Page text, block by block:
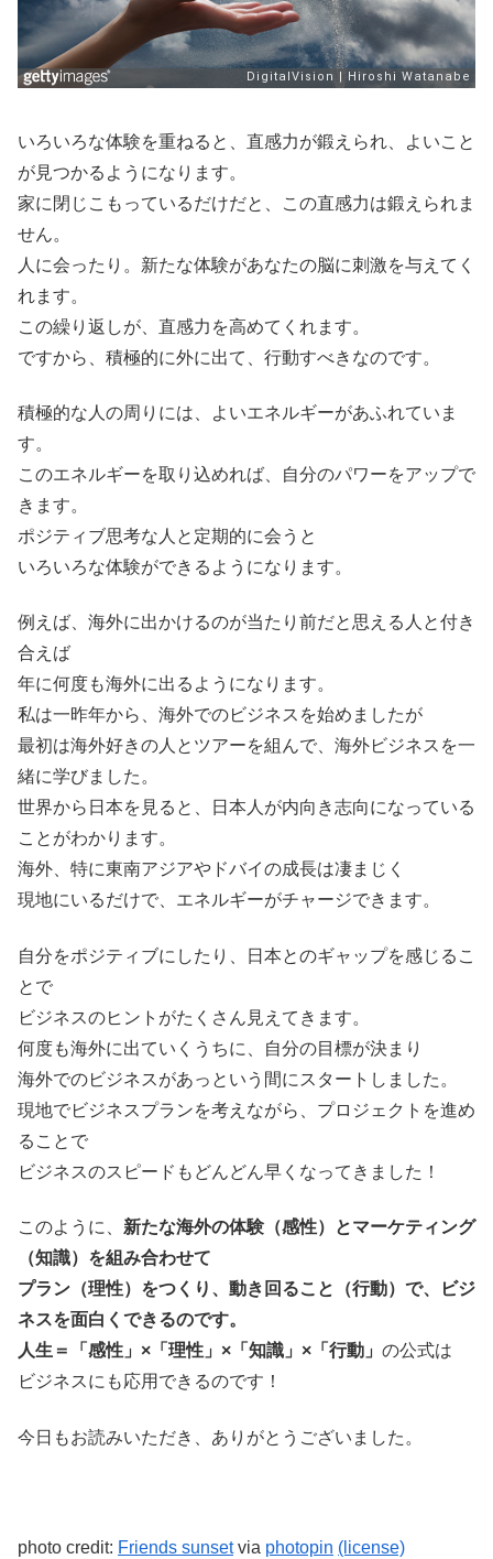
いろいろな体験を重ねると、直感力が鍛えられ、よいこと
が見つかるようになります。
家に閉じこもっているだけだと、この直感力は鍛えられま
せん。
人に会ったり。新たな体験があなたの脳に刺激を与えてく
れます。
この繰り返しが、直感力を高めてくれます。
ですから、積極的に外に出て、行動すべきなのです。
積極的な人の周りには、よいエネルギーがあふれていま
す。
このエネルギーを取り込めれば、自分のパワーをアップで
きます。
ポジティブ思考な人と定期的に会うと
いろいろな体験ができるようになります。
例えば、海外に出かけるのが当たり前だと思える人と付き
合えば
年に何度も海外に出るようになります。
私は一昨年から、海外でのビジネスを始めましたが
最初は海外好きの人とツアーを組んで、海外ビジネスを一
緒に学びました。
世界から日本を見ると、日本人が内向き志向になっている
ことがわかります。
海外、特に東南アジアやドバイの成長は凄まじく
現地にいるだけで、エネルギーがチャージできます。
自分をポジティブにしたり、日本とのギャップを感じるこ
とで
ビジネスのヒントがたくさん見えてきます。
何度も海外に出ていくうちに、自分の目標が決まり
海外でのビジネスがあっという間にスタートしました。
現地でビジネスプランを考えながら、プロジェクトを進め
ることで
ビジネスのスピードもどんどん早くなってきました！
このように、 新たな海外の体験（感性）とマーケティング
（知識）を組み合わせて
プラン（理性）をつくり、動き回ること（行動）で、ビジ
ネスを面白くできるのです。
人生＝「感性」×「理性」×「知識」×「行動」 の公式は
ビジネスにも応用できるのです！
今日もお読みいただき、ありがとうございました。
photo credit: Friends sunsetvia photopin (license)